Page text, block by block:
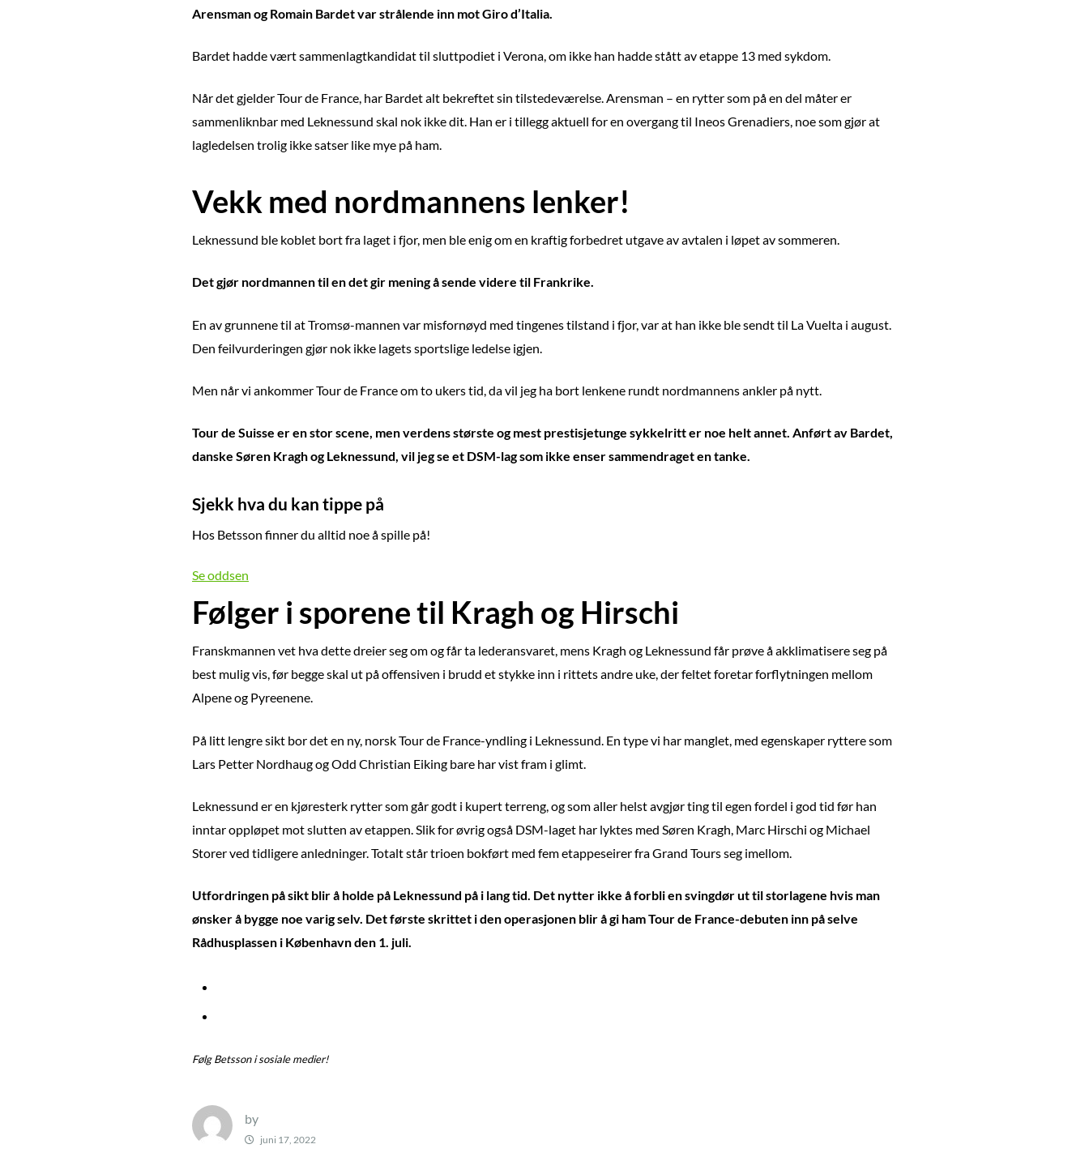
Arensman og Romain Bardet var strålende inn mot Giro d’Italia.
Bardet hadde vært sammenlagtkandidat til sluttpodiet i Verona, om ikke han hadde stått av etappe 13 med sykdom.
Når det gjelder Tour de France, har Bardet alt bekreftet sin tilstedeværelse. Arensman – en rytter som på en del måter er
sammenliknbar med Leknessund skal nok ikke dit. Han er i tillegg aktuell for en overgang til Ineos Grenadiers, noe som gjør at
lagledelsen trolig ikke satser like mye på ham.
Vekk med nordmannens lenker!
Leknessund ble koblet bort fra laget i fjor, men ble enig om en kraftig forbedret utgave av avtalen i løpet av sommeren.
Det gjør nordmannen til en det gir mening å sende videre til Frankrike.
En av grunnene til at Tromsø-mannen var misfornøyd med tingenes tilstand i fjor, var at han ikke ble sendt til La Vuelta i august.
Den feilvurderingen gjør nok ikke lagets sportslige ledelse igjen.
Men når vi ankommer Tour de France om to ukers tid, da vil jeg ha bort lenkene rundt nordmannens ankler på nytt.
Tour de Suisse er en stor scene, men verdens største og mest prestisjetunge sykkelritt er noe helt annet. Anført av Bardet,
danske Søren Kragh og Leknessund, vil jeg se et DSM-lag som ikke enser sammendraget en tanke.
Sjekk hva du kan tippe på
Hos Betsson finner du alltid noe å spille på!
Se oddsen
Følger i sporene til Kragh og Hirschi
Franskmannen vet hva dette dreier seg om og får ta lederansvaret, mens Kragh og Leknessund får prøve å akklimatisere seg på
best mulig vis, før begge skal ut på offensiven i brudd et stykke inn i rittets andre uke, der feltet foretar forflytningen mellom
Alpene og Pyreenene.
På litt lengre sikt bor det en ny, norsk Tour de France-yndling i Leknessund. En type vi har manglet, med egenskaper ryttere som
Lars Petter Nordhaug og Odd Christian Eiking bare har vist fram i glimt.
Leknessund er en kjøresterk rytter som går godt i kupert terreng, og som aller helst avgjør ting til egen fordel i god tid før han
inntar oppløpet mot slutten av etappen. Slik for øvrig også DSM-laget har lyktes med Søren Kragh, Marc Hirschi og Michael
Storer ved tidligere anledninger. Totalt står trioen bokført med fem etappeseirer fra Grand Tours seg imellom.
Utfordringen på sikt blir å holde på Leknessund på i lang tid. Det nytter ikke å forbli en svingdør ut til storlagene hvis man
ønsker å bygge noe varig selv. Det første skrittet i den operasjonen blir å gi ham Tour de France-debuten inn på selve
Rådhusplassen i København den 1. juli.
Følg Betsson i sosiale medier!
by
juni 17, 2022